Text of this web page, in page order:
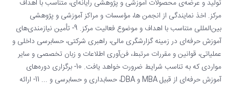
تولید و عرضه‌ی محصولات آموزشی و پژوهشی رایانه‌ای، متناسب با اهداف
مرکز. اخذ نمایندگی از انجمن ها، مؤسسات و مراکز آموزشی و پژوهشی
بین‌المللی متناسب با اهداف و موضوع فعالیت مرکز. 9- تأمین نیازمندی‌های
آموزش حرفه‌ای در زمینه گزارشگری مالی، راهبری شرکتی، حسابرسی داخلی و
عملیاتی، قوانین و مقررات مرتبط، فن‌آوری اطلاعات و زبان تخصصی و سایر
مواردی که به تناسب شرایط ضرورت خواهد یافت. 10- برگزاری دوره‌های
آموزش حرفه‌ای از قبیل MBA و DBA، حسابداری و حسابرسی و ... 11- ارائه